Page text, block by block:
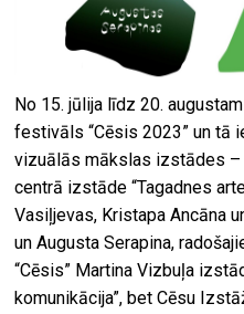
No 15. jūlija līdz 20.
festivāls “Cēsis 2023” un tā
vizuālās mākslas izstādes
centrā izstāde “Tagadnes
Vasiļjevas, Kristapa Ancāna
un Augusta Serapina,
“Cēsis” Martina Vizbuļa
komunikācija”, bet Cēsu